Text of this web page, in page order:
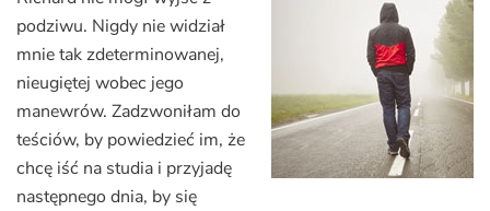
podziwu. Nigdy nie widział
mnie tak zdeterminowanej,
nieugiętej wobec jego
manewrów. Zadzwoniłam do
teściów, by powiedzieć im, że
chcę iść na studia i przyjadę
następnego dnia, by się